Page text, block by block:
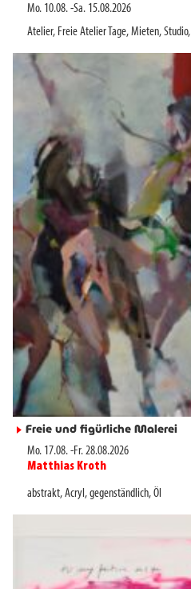
Mo. 10.08.-Sa. 15.08.2026
Atelier, Freie Atelier Tage,Mieten,Studio,
► Freie und figürliche Malerei
Mo. 17.08.-Fr. 28.08.2026
Matthias Kroth
abstrakt,Acryl ,gegenständlich,Öl